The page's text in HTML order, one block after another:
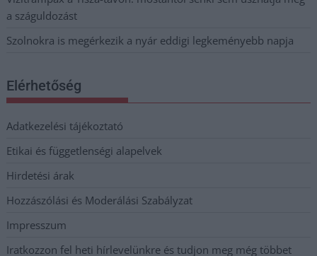
a száguldozást
Szolnokra is megérkezik a nyár eddigi legkeményebb napja
Elérhetőség
Adatkezelési tájékoztató
Etikai és függetlenségi alapelvek
Hirdetési árak
Hozzászólási és Moderálási Szabályzat
Impresszum
Iratkozzon fel heti hírlevelünkre és tudjon meg még többet